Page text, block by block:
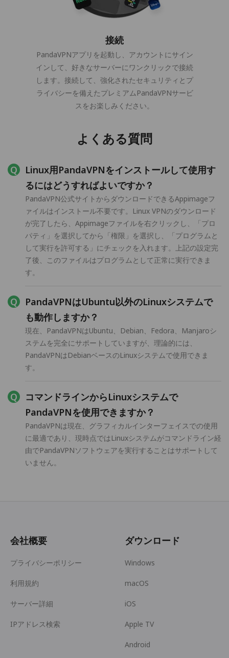
接続
PandaVPNアプリを起動し、アカウントにサイン
インして、好きなサーバーにワンクリックで接続
します。接続して、強化されたセキュリティとプ
ライバシーを備えたプレミアムPandaVPNサービ
スをお楽しみください。
よくある質問
Linux用PandaVPNをインストールして使用す
るにはどうすればよいですか？
PandaVPN公式サイトからダウンロードできるAppimageフ
ァイルはインストール不要です。Linux VPNのダウンロード
が完了したら、Appimageファイルを右クリックし、「プロ
パティ」を選択してから「権限」を選択し、「プログラムと
して実行を許可する」にチェックを入れます。上記の設定完
了後、このファイルはプログラムとして正常に実行できま
す。
PandaVPNはUbuntu以外のLinuxシステムで
も動作しますか？
現在、PandaVPNはUbuntu、Debian、Fedora、Manjaroシ
ステムを完全にサポートしていますが、理論的には、
PandaVPNはDebianベースのLinuxシステムで使用できま
す。
コマンドラインからLinuxシステムで
PandaVPNを使用できますか？
PandaVPNは現在、グラフィカルインターフェイスでの使用
に最適であり、現時点ではLinuxシステムがコマンドライン経
由でPandaVPNソフトウェアを実行することはサポートして
いません。
会社概要
プライバシーポリシー
利用規約
サーバー詳細
IPアドレス検索
ダウンロード
Windows
macOS
iOS
Apple TV
Android